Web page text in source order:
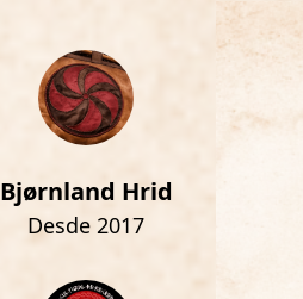
Bjørnland Hrid
Desde 2017